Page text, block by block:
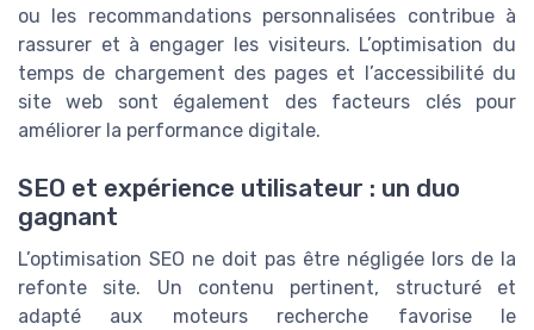
ou les recommandations personnalisées contribue à
rassurer et à engager les visiteurs. L’optimisation du
temps de chargement des pages et l’accessibilité du
site web sont également des facteurs clés pour
améliorer la performance digitale.
SEO et expérience utilisateur : un duo
gagnant
L’optimisation SEO ne doit pas être négligée lors de la
refonte site. Un contenu pertinent, structuré et
adapté aux moteurs recherche favorise le